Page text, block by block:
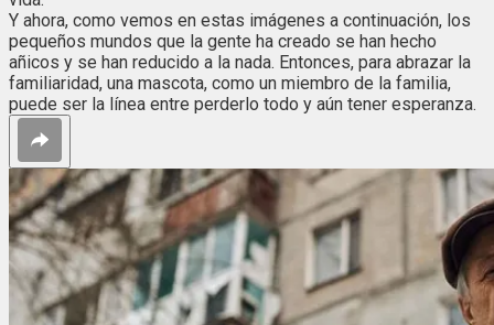
Y ahora, como vemos en estas imágenes a continuación, los
pequeños mundos que la gente ha creado se han hecho
añicos y se han reducido a la nada. Entonces, para abrazar la
familiaridad, una mascota, como un miembro de la familia,
puede ser la línea entre perderlo todo y aún tener esperanza.